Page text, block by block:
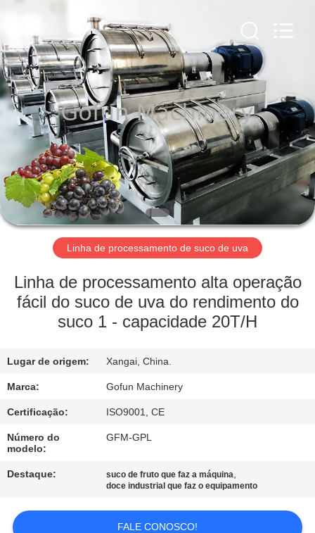
CASA
PRODUTOS
VÍDEOS
SHOW
DE
SOBRE
EXCURSÃO
DA
FÁBRICA
CONTROLE
DA
All
Rights
Reserved.
Linha de processamento de suco de uva
Linha de processamento alta operação
fácil do suco de uva do rendimento do
suco 1 - capacidade 20T/H
Lugar de origem: Xangai, China.
Marca: Gofun Machinery
Certificação: ISO9001, CE
Número do
modelo:
GFM-GPL
Destaque: suco de fruto que faz a máquina,
doce industrial que faz o equipamento
FALE CONOSCO!